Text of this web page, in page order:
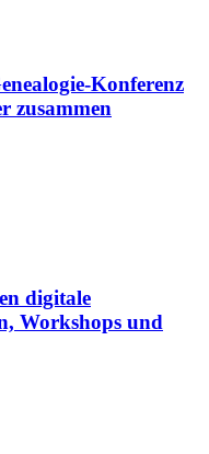
Konferenz
zusammen
digitale
Workshops und